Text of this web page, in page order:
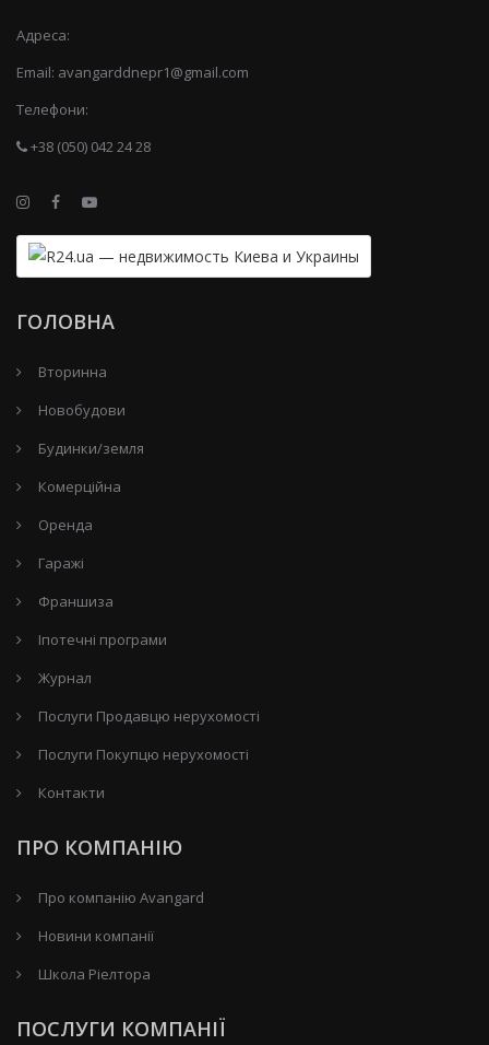
Адреса:
Email: avangarddnepr1@gmail.com
Телефони:
+38 (050) 042 24 28
ГОЛОВНА
Вторинна
Новобудови
Будинки/земля
Комерційна
Оренда
Гаражі
Франшиза
Іпотечні програми
Журнал
Послуги Продавцю нерухомості
Послуги Покупцю нерухомості
Контакти
ПРО КОМПАНІЮ
Про компанію Avangard
Новини компанії
Школа Ріелтора
ПОСЛУГИ КОМПАНІЇ